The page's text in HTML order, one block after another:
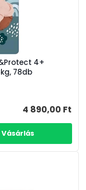
4+
78db
4 890,00 Ft